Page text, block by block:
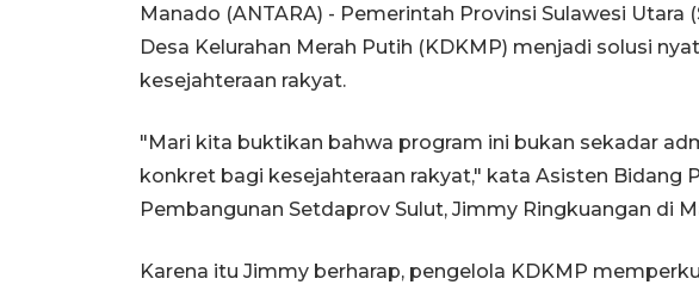
Manado (ANTARA) - Pemerintah Provinsi Sulawesi Utara
Desa Kelurahan Merah Putih (KDKMP) menjadi solusi
kesejahteraan rakyat.
"Mari kita buktikan bahwa program ini bukan sekadar
konkret bagi kesejahteraan rakyat," kata Asisten Bidang
Pembangunan Setdaprov Sulut, Jimmy Ringkuangan di
Karena itu Jimmy berharap, pengelola KDKMP